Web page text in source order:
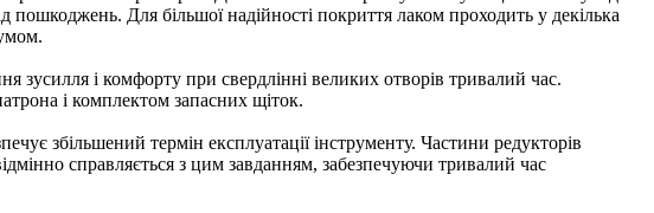
Для більшої надійності покриття лаком проходить у декілька
зусилля і комфорту при свердлінні великих отворів тривалий час.
і комплектом запасних щіток.
збільшений термін експлуатації інструменту. Частини редукторів
справляється з цим завданням, забезпечуючи тривалий час